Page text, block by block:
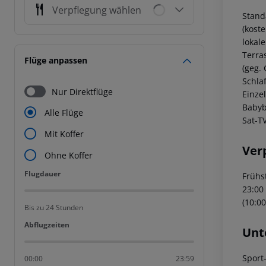
Verpflegung wählen
Flüge anpassen
Nur Direktflüge
Alle Flüge
Mit Koffer
Ohne Koffer
Flugdauer
Flugdauer
Bis zu 24 Stunden
Abflugzeiten
Abflugzeiten
00:00 23:59
(geg.
Sat-